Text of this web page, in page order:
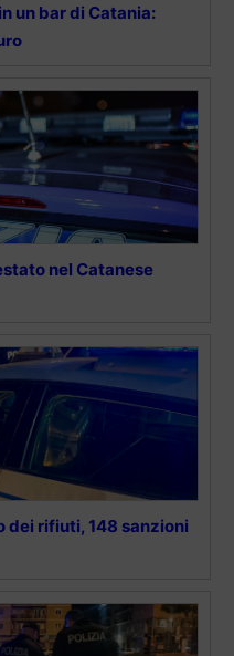
un bar di Catania:
nel Catanese
rifiuti, 148 sanzioni